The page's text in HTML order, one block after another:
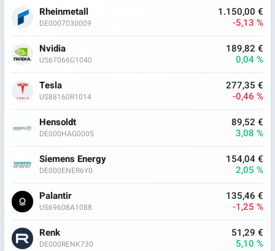
Rheinmetall
DE0007030009
1.150,00 €
-5,13 %
Nvidia
US67066G1040
189,82 €
0,04 %
Tesla
US88160R1014
277,35 €
-0,46 %
Hensoldt
DE000HAG0005
89,52 €
3,08 %
Siemens Energy
DE000ENER6Y0
154,04 €
2,05 %
Palantir
US69608A1088
135,46 €
-1,25 %
Renk
DE000RENK730
51,29 €
5,10 %